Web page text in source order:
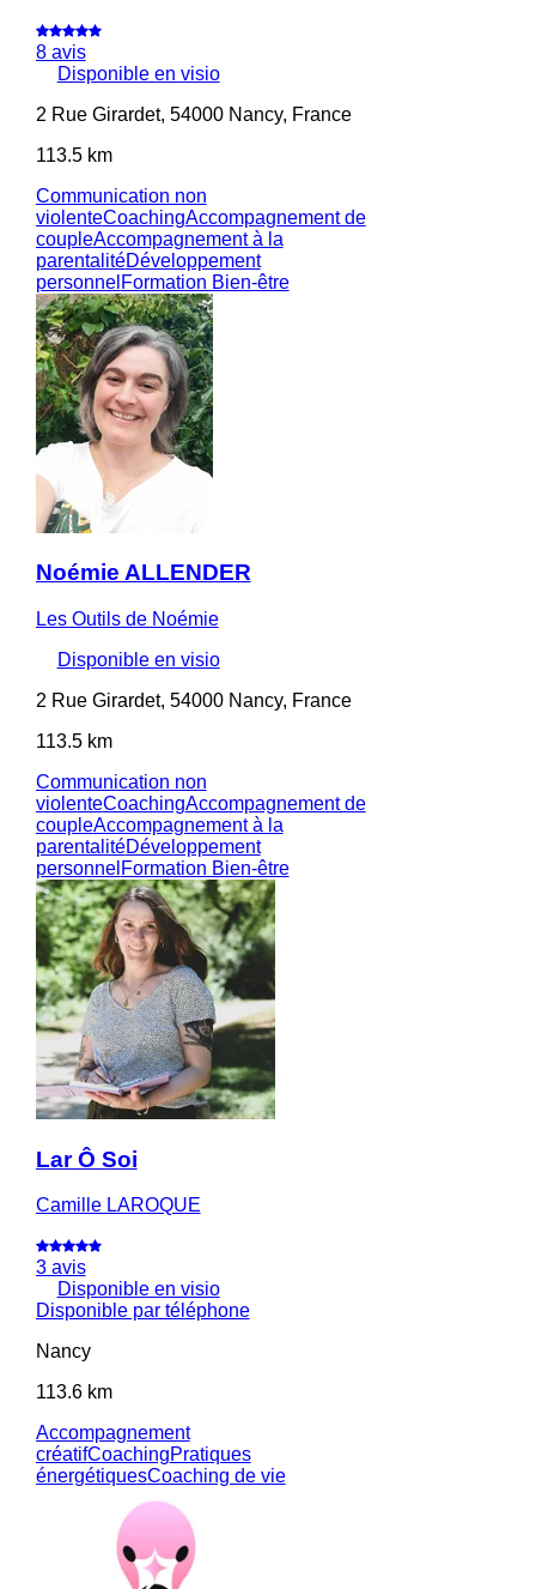
8 avis
Disponible en visio
2 Rue Girardet, 54000 Nancy, France
113.5 km
Communication non
violenteCoachingAccompagnement de
coupleAccompagnement à la
parentalitéDéveloppement
personnel Formation Bien-être
Noémie ALLENDER
Les Outils de Noémie
Disponible en visio
2 Rue Girardet, 54000 Nancy, France
113.5 km
Communication non
violenteCoachingAccompagnement de
coupleAccompagnement à la
parentalitéDéveloppement
personnel Formation Bien-être
Lar Ô Soi
Camille LAROQUE
3 avis
Disponible en visio
Disponible par téléphone
Nancy
113.6 km
Accompagnement
créatifCoachingPratiques
énergétiquesCoaching de vie